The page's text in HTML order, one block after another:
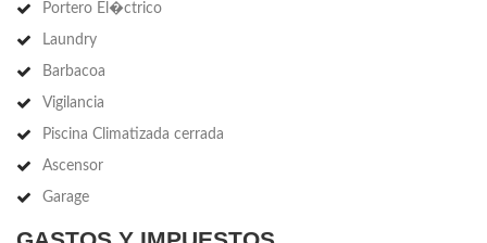
Portero El�ctrico
Laundry
Barbacoa
Vigilancia
Piscina Climatizada cerrada
Ascensor
Garage